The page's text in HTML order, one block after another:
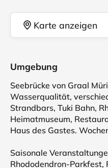
Karte anzeigen
Umgebung
Seebrücke von Graal
Wasserqualität,
Strandbars, Tuki Bahn,
Heimatmuseum,
Haus des Gastes.
Saisonale
Rhododendron-Parkfest,